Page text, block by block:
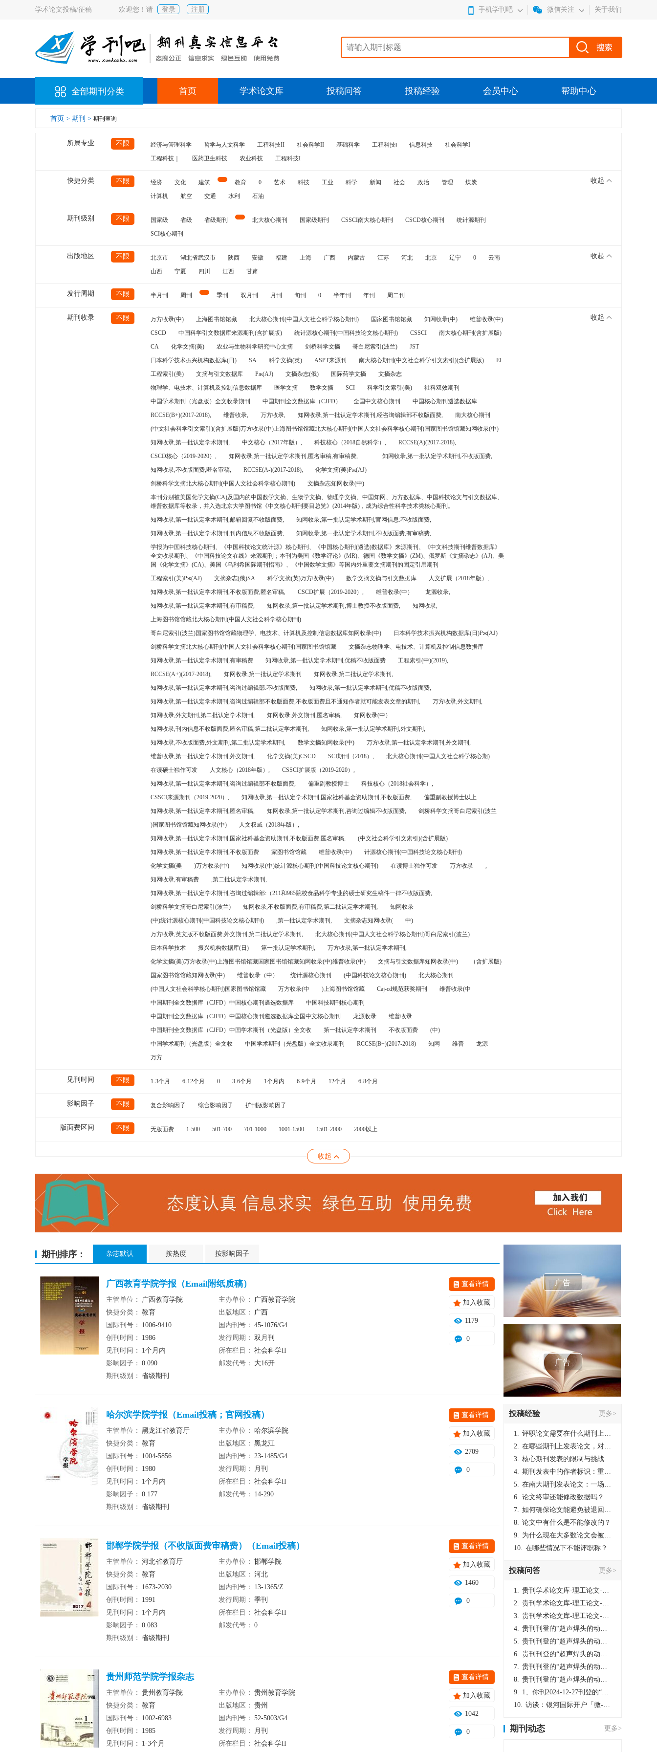
学术论文投稿/征稿 欢迎您！请 登录 注册 手机学刊吧 微信关注 关于我们
全部期刊分类 首页 学术论文库 投稿问答 投稿经验 会员中心 帮助中心
首页 > 期刊 > 期刊查询
所属专业 不限 经济与管理科学 哲学与人文科学 工程科技II 社会科学II 基础科学 工程科技‖ 信息科技
社会科学I
工程科技｜
医药卫生科技 农业科技 工程科技I
快捷分类 不限 经济 文化 建筑 教育 0 艺术 科技 工业 科学 新闻 社会 政治 管理
煤炭
计算机
航空 交通 水利 石油
收起
期刊级别 不限 国家级 省级 省级期刊 北大核心期刊 国家级期刊 CSSCI南大核心期刊 CSCD核心期刊
统计源期刊
SCI核心期刊
出版地区 不限 北京市 湖北省武汉市 陕西 安徽 福建 上海 广西 内蒙古 江苏 河北 北京 辽宁 0
云南
山西
宁夏 四川 江西 甘肃
收起
发行周期 不限 半月刊 周刊 季刊 双月刊 月刊 旬刊 0 半年刊 年刊 周二刊
期刊收录 不限 万方收录(中) 上海图书馆馆藏 北大核心期刊(中国人文社会科学核心期刊) 国家图书馆馆藏 知网收录(中)
维普收录(中)
CSCD
中国科学引文数据库来源期刊(含扩展版) 统计源核心期刊(中国科技论文核心期刊) CSSCI
南大核心期刊(含扩展版)
CA
化学文摘(美) 农业与生物科学研究中心文摘 剑桥科学文摘 哥白尼索引(波兰)
JST
日本科学技术振兴机构数据库(日)
SA 科学文摘(英) ASPT来源刊 南大核心期刊(中文社会科学引文索引)(含扩展版)
EI
工程索引(美)
文摘与引文数据库 Pж(AJ) 文摘杂志(俄) 国际药学文摘
文摘杂志
物理学、电技术、计算机及控制信息数据库
医学文摘 数学文摘 SCI 科学引文索引(美)
社科双效期刊
中国学术期刊（光盘版）全文收录期刊
中国期刊全文数据库（CJFD） 全国中文核心期刊
中国核心期刊遴选数据库
RCCSE(B+)(2017-2018),
维普收录, 万方收录, 知网收录,第一批认定学术期刊,经咨询编辑部不收版面费,
南大核心期刊
(中文社会科学引文索引)(含扩展版)万方收录(中)上海图书馆馆藏北大核心期刊(中国人文社会科学核心期刊)国家图书馆馆藏知网收录(中)
知网收录,第一批认定学术期刊,
中文核心（2017年版）, 科技核心（2018自然科学）,
RCCSE(A)(2017-2018),
CSCD核心（2019-2020）,
知网收录,第一批认定学术期刊,匿名审稿,有审稿费,
知网收录,第一批认定学术期刊,不收版面费,
知网收录,不收版面费,匿名审稿,
RCCSE(A-)(2017-2018),
化学文摘(美)Pж(AJ)
剑桥科学文摘北大核心期刊(中国人文社会科学核心期刊)
文摘杂志知网收录(中)
本刊分别被美国化学文摘(CA)及国内的中国数学文摘、生物学文摘、物理学文摘、中国知网、万方数据库、中国科技论文与引文数据库、
维普数据库等收录，并入选北京大学图书馆《中文核心期刊要目总览》(2014年版)，成为综合性科学技术类核心期刊。
知网收录,第一批认定学术期刊,邮箱回复不收版面费,
知网收录,第一批认定学术期刊,官网信息:不收版面费,
知网收录,第一批认定学术期刊,刊内信息不收版面费,
知网收录,第一批认定学术期刊,不收版面费,有审稿费,
学报为中国科技核心期刊、《中国科技论文统计源》核心期刊、《中国核心期刊(遴选)数据库》来源期刊、《中文科技期刊维普数据库》
全文收录期刊、《中国科技论文在线》来源期刊；本刊为美国《数学评论》(MR)、德国《数学文摘》(ZM)、俄罗斯《文摘杂志》(AJ)、美
国《化学文摘》(CA)、美国《乌利希国际期刊指南》、《中国数学文摘》等国内外重要文摘期刊的固定引用期刊
工程索引(美)Pж(AJ)
文摘杂志(俄)SA 科学文摘(英)万方收录(中) 数学文摘文摘与引文数据库
人文扩展（2018年版）,
知网收录,第一批认定学术期刊,不收版面费,匿名审稿,
CSCD扩展（2019-2020）, 维普收录(中）
龙源收录,
知网收录,第一批认定学术期刊,有审稿费,
知网收录,第一批认定学术期刊,博士教授不收版面费,
知网收录,
上海图书馆馆藏北大核心期刊(中国人文社会科学核心期刊)
哥白尼索引(波兰)国家图书馆馆藏物理学、电技术、计算机及控制信息数据库知网收录(中)
日本科学技术振兴机构数据库(日)Pж(AJ)
剑桥科学文摘北大核心期刊(中国人文社会科学核心期刊)国家图书馆馆藏
文摘杂志物理学、电技术、计算机及控制信息数据库
知网收录,第一批认定学术期刊,有审稿费
知网收录,第一批认定学术期刊,优稿不收版面费
工程索引(中)(2019),
RCCSE(A+)(2017-2018),
知网收录,第一批认定学术期刊
知网收录,第二批认定学术期刊,
知网收录,第一批认定学术期刊,咨询过编辑部:不收版面费,
知网收录,第一批认定学术期刊,优稿不收版面费,
知网收录,第一批认定学术期刊,咨询过编辑部不收版面费,不收版面费且不通知作者就可能发表文章的期刊,
万方收录,外文期刊,
知网收录,外文期刊,第二批认定学术期刊,
知网收录,外文期刊,匿名审稿,
知网收录(中）
知网收录,刊内信息不收版面费,匿名审稿,第二批认定学术期刊,
知网收录,第一批认定学术期刊,外文期刊,
知网收录,不收版面费,外文期刊,第二批认定学术期刊,
数学文摘知网收录(中)
万方收录,第一批认定学术期刊,外文期刊,
维普收录,第一批认定学术期刊,外文期刊,
化学文摘(美)CSCD SCI期刊（2018）,
北大核心期刊(中国人文社会科学核心期)
在读硕士独作可发
人文核心（2018年版）,
CSSCI扩展版（2019-2020）,
知网收录,第一批认定学术期刊,咨询过编辑部不收版面费,
偏重副教授博士
科技核心（2018社会科学）,
CSSCI来源期刊（2019-2020）,
知网收录,第一批认定学术期刊,国家社科基金资助期刊,不收版面费,
偏重副教授博士以上
知网收录,第一批认定学术期刊,匿名审稿,
知网收录,第一批认定学术期刊,咨询过编辑不收版面费,
剑桥科学文摘哥白尼索引(波兰
)国家图书馆馆藏知网收录(中)
人文权威（2018年版）,
知网收录,第一批认定学术期刊,国家社科基金资助期刊,不收版面费,匿名审稿,
(中文社会科学引文索引)(含扩展版)
知网收录,第一批认定学术期刊,不收版面费
家图书馆馆藏 维普收录(中)
计源核心期刊(中国科技论文核心期刊)
化学文摘(美
)万方收录(中) 知网收录(中)统计源核心期刊(中国科技论文核心期刊) 在读博士独作可发 万方收录
,
知网收录,有审稿费
,第二批认定学术期刊,
知网收录,第一批认定学术期刊,咨询过编辑部:（211和985院校食品科学专业的硕士研究生稿件一律不收版面费,
剑桥科学文摘哥白尼索引(波兰)
知网收录,不收版面费,有审稿费,第二批认定学术期刊,
知网收录
(中)统计源核心期刊(中国科技论文核心期刊)
,第一批认定学术期刊, 文摘杂志知网收录(
中)
万方收录,英文版不收版面费,外文期刊,第二批认定学术期刊,
北大核心期刊(中国人文社会科学核心期刊)哥白尼索引(波兰)
日本科学技术
振兴机构数据库(日) 第一批认定学术期刊,
万方收录,第一批认定学术期刊,
化学文摘(美)万方收录(中)上海图书馆馆藏国家图书馆馆藏知网收录(中)维普收录(中)
文摘与引文数据库知网收录(中)
（含扩展版)
国家图书馆馆藏知网收录(中)
维普收录（中） 统计源核心期刊 (中国科技论文核心期刊)
北大核心期刊
(中国人文社会科学核心期刊)国家图书馆馆藏
万方收录(中 )上海图书馆馆藏 Caj-cd规范获奖期刊
维普收录(中
中国期刊全文数据库（CJFD）中国核心期刊遴选数据库
中国科技期刊核心期刊
中国期刊全文数据库（CJFD）中国核心期刊遴选数据库全国中文核心期刊
龙源收录
维普收录
中国期刊全文数据库（CJFD）中国学术期刊（光盘版）全文收
第一批认定学术期刊 不收版面费
(中)
中国学术期刊（光盘版）全文收
中国学术期刊（光盘版）全文收录期刊 RCCSE(B+)(2017-2018) 知网 维普
龙源
万方
收起
见刊时间 不限 1-3个月 6-12个月 0 3-6个月 1个月内 6-9个月 12个月 6-8个月
影响因子 不限 复合影响因子 综合影响因子 扩刊版影响因子
版面费区间 不限 无版面费 1-500 501-700 701-1000 1001-1500 1501-2000 2000以上
收起
期刊排序： 杂志默认 按热度 按影响因子
广西教育学院学报（Email附纸质稿）
主管单位： 广西教育学院 主办单位：
广西教育学院
快捷分类： 教育 出版地区：
广西
国际刊号：
1006-9410 国内刊号： 45-1076/G4
创刊时间：
1986 发行周期： 双月刊
见刊时间：
1个月内 所在栏目： 社会科学II
影响因子： 0.090 邮发代号：
大16开
期刊级别： 省级期刊
查看详情
加入收藏
1179
0
哈尔滨学院学报（Email投稿；官网投稿）
主管单位： 黑龙江省教育厅 主办单位：
哈尔滨学院
快捷分类： 教育 出版地区： 黑龙江
国际刊号：
1004-5856 国内刊号： 23-1485/G4
创刊时间：
1980 发行周期：
月刊
见刊时间：
1个月内 所在栏目： 社会科学II
影响因子： 0.177 邮发代号：
14-290
期刊级别： 省级期刊
查看详情
加入收藏
2709
0
邯郸学院学报（不收版面费审稿费）（Email投稿）
主管单位： 河北省教育厅 主办单位： 邯郸学院
快捷分类： 教育 出版地区： 河北
国际刊号：
1673-2030 国内刊号：
13-1365/Z
创刊时间：
1991 发行周期： 季刊
见刊时间：
1个月内 所在栏目： 社会科学II
影响因子： 0.083 邮发代号： 0
期刊级别： 省级期刊
查看详情
加入收藏
1460
0
贵州师范学院学报杂志
主管单位： 贵州教育学院 主办单位： 贵州教育学院
快捷分类： 教育 出版地区： 贵州
国际刊号：
1002-6983 国内刊号： 52-5003/G4
创刊时间：
1985 发行周期：
月刊
见刊时间：
1-3个月 所在栏目： 社会科学II
查看详情
加入收藏
1042
0
广告
广告
投稿经验 更多>
1. 评职论文需要在什么期刊上发表？
2. 在哪些期刊上发表论文，对考研有优势？
3. 核心期刊发表的限制与挑战
4. 期刊发表中的作者标识：重要性与实践
5. 在南大期刊发表论文：一场知识探索与学术成就的旅程
6. 论文终审还能修改数据吗？
7. 如何确保论文能避免被退回：关键条件与策略
8. 论文中有什么是不能修改的？
9. 为什么现在大多数论文会被评判为AI撰写？（深度剖析查重机制下的困境与出路）
10. 在哪些情况下不能评职称？
投稿问答 更多>
1. 贵刊学术论文库-理工论文-第16页刊登的“超声焊头的动力学分析与优化设计”，作者lizhiwei，时间2024-12-27，该论文由我本人在机电工程技术2024年第10期公开发表，lizhiwei并非本人，请将文章删除，消除影响，谢谢！
2. 贵刊学术论文库-理工论文-第16页刊登的“超声焊头的动力学分析与优化设计”，作者lizhiwei，时间2024-12-27，该论文由我本人在机电工程技术2024年第10期公开发表，lizhiwei并非本人，请将文章删除，消除影响，谢谢！
3. 贵刊学术论文库-理工论文-第16页刊登的“超声焊头的动力学分析与优化设计”，作者lizhiwei，时间2024-12-27，该论文由我本人在机电工程技术2024年第10期公开发表，lizhiwei并非本人，请将文章删除，消除影响，谢谢！
4. 贵刊刊登的“超声焊头的动力学分析与优化设计”，作者lizhiwei，时间2024-12-27，该论文由我本人在机电工程技术2024年第10期公开发表，lizhiwei并非本人，请将文章删除，消除影响，谢谢！
5. 贵刊刊登的“超声焊头的动力学分析与优化设计”，作者lizhiwei，时间2024-12-27，该论文由我本人在机电工程技术2024年第10期公开发表，lizhiwei并非本人，请将文章删除，消除影响，谢谢！
6. 贵刊刊登的“超声焊头的动力学分析与优化设计”，作者lizhiwei，时间2024-12-27，该论文由我本人在机电工程技术2024年第10期公开发表，lizhiwei并非本人，请将文章删除，消除影响，谢谢！
7. 贵刊刊登的“超声焊头的动力学分析与优化设计”，作者lizhiwei，时间2024-12-27，该论文由我本人在机电工程技术2024年第10期公开发表，lizhiwei并非本人，请将文章删除，消除影响，谢谢！
8. 贵刊刊登的“超声焊头的动力学分析与优化设计”，作者lizhiwei，时间2024-12-27，该论文由我本人在机电工程技术2024年第10期公开发表，lizhiwei并非本人，请将文章删除，消除影响，谢谢！
9. 1、你刊2024-12-27刊登的“超声焊头的动力学分析与优化设计论文”，是由我本人在“机电工程技术”，在2024年第10期公开发表的，而本刊转载“lizhiwei”非本人操作，请尽快将其删除，消除不良影响。
10. 访谈：银河国际开户「微-97905670-信」上分客服开户电话在线注册现场经理。机械文明荒野生存游戏《荒野起源》超新星测试将于12月18日上午10点正式开启!本次测试资格已陆续发放!各位拓荒者们准备好了么。
期刊动态 更多>